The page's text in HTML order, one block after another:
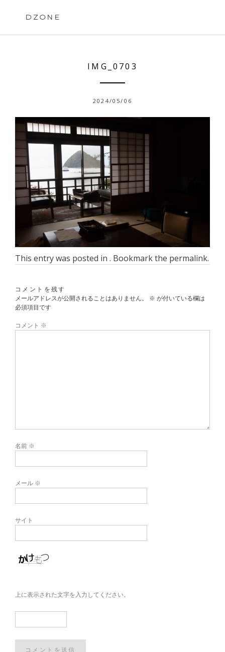
DZONE
IMG_0703
2024/05/06
This entry was posted in . Bookmark the permalink.
コメントを残す
メールアドレスが公開されることはありません。
※ が付いている欄は
必須項目です
コメント ※
名前 ※
メール ※
サイト
上に表示された文字を入力してください。